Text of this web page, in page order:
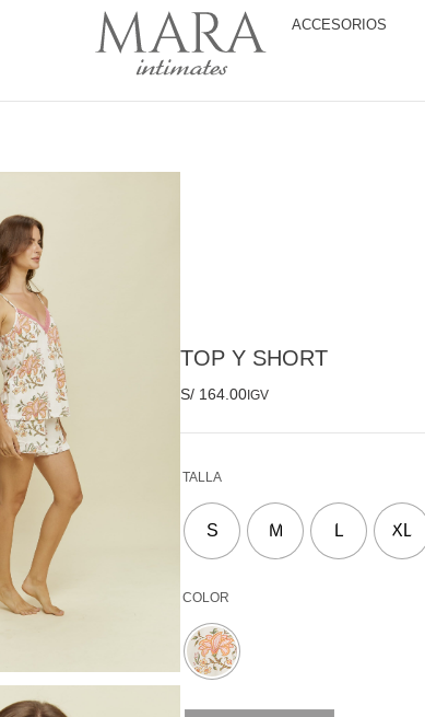
ACCESORIOS
TOP Y SHORT
S/ 164.00IGV
TALLA
S M L XL
COLOR